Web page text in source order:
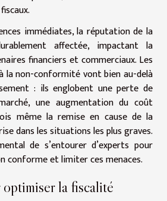
immédiates, la réputation de la
affectée, impactant la
financiers et commerciaux. Les
la non-conformité vont bien au-delà
: ils englobent une perte de
une augmentation du coût
même la remise en cause de la
dans les situations les plus graves.
de s’entourer d’experts pour
conforme et limiter ces menaces.
la fiscalité